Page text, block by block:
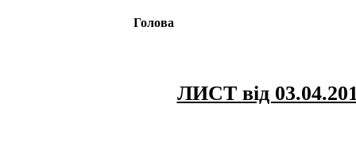
Голова
ЛИСТ від